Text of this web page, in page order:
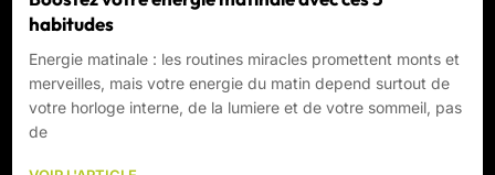
habitudes
Energie matinale : les routines miracles promettent monts et
merveilles, mais votre energie du matin depend surtout de
votre horloge interne, de la lumiere et de votre sommeil, pas
de